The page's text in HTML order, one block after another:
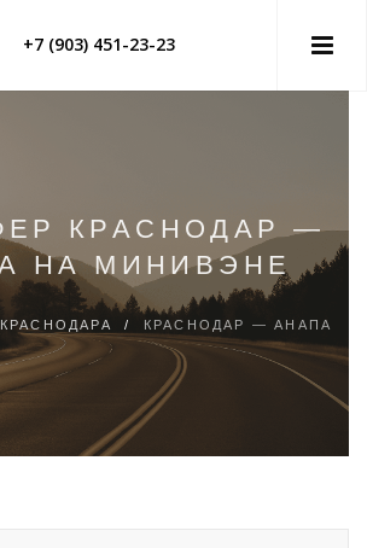
+7 (903) 451-23-23
КРАСНОДАР —
НА МИНИВЭНЕ
/ КРАСНОДАР — АНАПА